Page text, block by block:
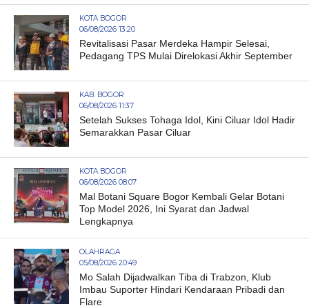
KOTA BOGOR
06/08/2026 13:20
Revitalisasi Pasar Merdeka Hampir Selesai,
Pedagang TPS Mulai Direlokasi Akhir September
KAB. BOGOR
06/08/2026 11:37
Setelah Sukses Tohaga Idol, Kini Ciluar Idol Hadir
Semarakkan Pasar Ciluar
KOTA BOGOR
06/08/2026 08:07
Mal Botani Square Bogor Kembali Gelar Botani
Top Model 2026, Ini Syarat dan Jadwal
Lengkapnya
OLAHRAGA
05/08/2026 20:49
Mo Salah Dijadwalkan Tiba di Trabzon, Klub
Imbau Suporter Hindari Kendaraan Pribadi dan
Flare